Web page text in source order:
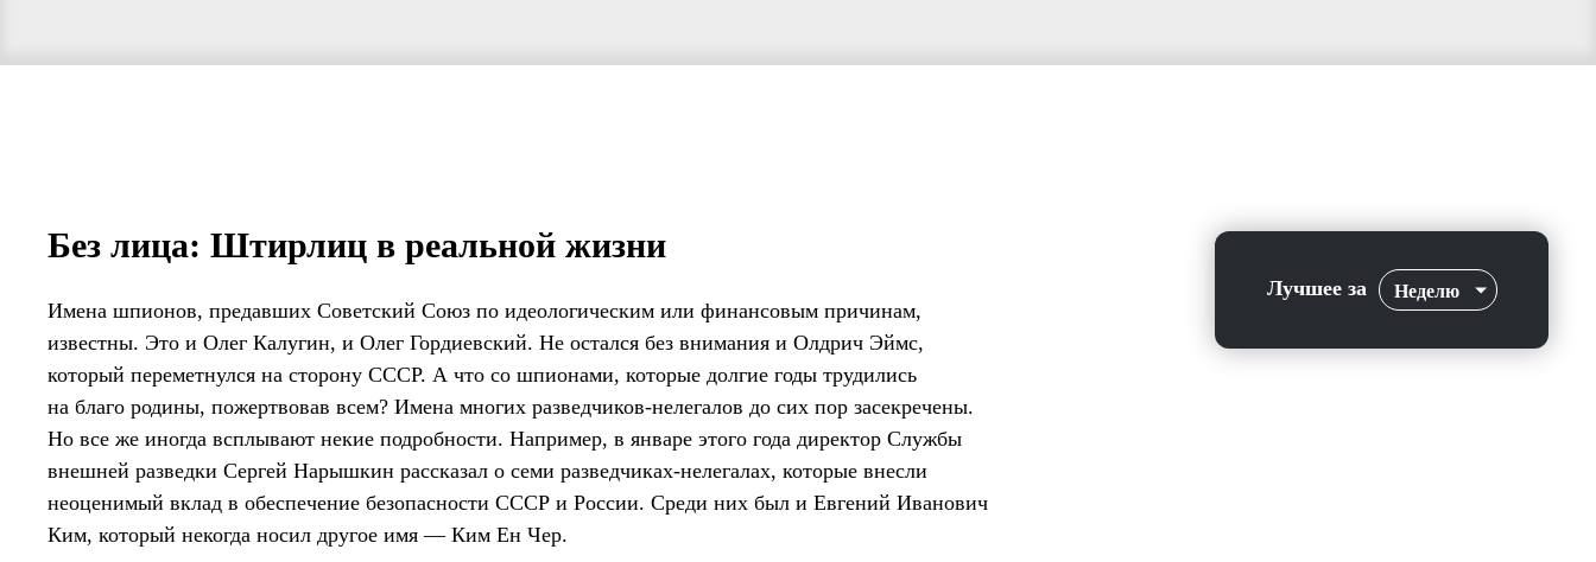
Без лица: Штирлиц в реальной жизни
Имена шпионов, предавших Советский Союз по идеологическим или финансовым причинам,
известны. Это и Олег Калугин, и Олег Гордиевский. Не остался без внимания и Олдрич Эймс,
который переметнулся на сторону СССР. А что со шпионами, которые долгие годы трудились
на благо родины, пожертвовав всем? Имена многих разведчиков-нелегалов до сих пор засекречены.
Но все же иногда всплывают некие подробности. Например, в январе этого года директор Службы
внешней разведки Сергей Нарышкин рассказал о семи разведчиках-нелегалах, которые внесли
неоценимый вклад в обеспечение безопасности СССР и России. Среди них был и Евгений Иванович
Ким, который некогда носил другое имя — Ким Ен Чер.
Лучшее за Неделю